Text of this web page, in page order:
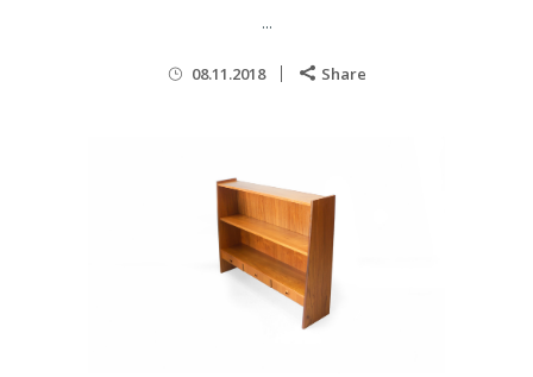
...
08.11.2018 Share